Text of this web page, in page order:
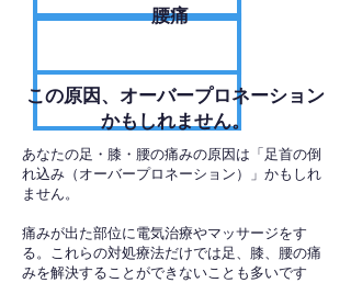
腰痛
​この原因、オーバープロネーション
かもしれません。
あなたの足・膝・腰の痛みの原因は「足首の倒
れ込み（オーバープロネーション）」かもしれ
ません。
痛みが出た部位に電気治療やマッサージをす
る。これらの対処療法だけでは足、膝、腰の痛
みを解決することができないことも多いです